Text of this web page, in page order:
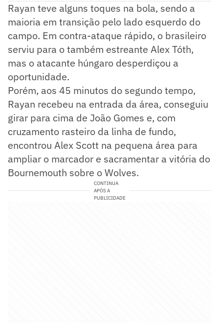
Rayan teve alguns toques na bola, sendo a
maioria em transição pelo lado esquerdo do
campo. Em contra-ataque rápido, o brasileiro
serviu para o também estreante Alex Tóth,
mas o atacante húngaro desperdiçou a
oportunidade.
Porém, aos 45 minutos do segundo tempo,
Rayan recebeu na entrada da área, conseguiu
girar para cima de João Gomes e, com
cruzamento rasteiro da linha de fundo,
encontrou Alex Scott na pequena área para
ampliar o marcador e sacramentar a vitória do
Bournemouth sobre o Wolves.
CONTINUA
APÓS A
PUBLICIDADE